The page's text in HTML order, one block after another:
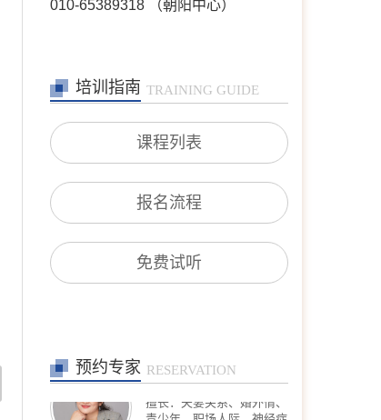
010-65389318 （朝阳中心）
培训指南 TRAINING GUIDE
课程列表
报名流程
免费试听
预约专家 RESERVATION
系、婚外情等)；青少年咨
在线预约>>
沈莉首席咨询师
擅长：婚恋情感问题、青少
年问题、 产前产后抑郁、
个人成长、职业发展。
王宾专家咨询师
擅长：恋爱婚姻、亲子、家
庭，躯体及先天缺陷、疾病
高钰荣专家咨询师
青少年、职场人际、神经症